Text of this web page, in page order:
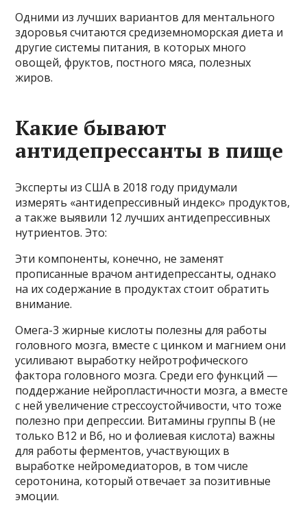
Одними из лучших вариантов для ментального
здоровья считаются средиземноморская диета и
другие системы питания, в которых много
овощей, фруктов, постного мяса, полезных
жиров.
Какие бывают
антидепрессанты в пище
Эксперты из США в 2018 году придумали
измерять «антидепрессивный индекс» продуктов,
а также выявили 12 лучших антидепрессивных
нутриентов. Это:
Эти компоненты, конечно, не заменят
прописанные врачом антидепрессанты, однако
на их содержание в продуктах стоит обратить
внимание.
Омега-3 жирные кислоты полезны для работы
головного мозга, вместе с цинком и магнием они
усиливают выработку нейротрофического
фактора головного мозга. Среди его функций —
поддержание нейропластичности мозга, а вместе
с ней увеличение стрессоустойчивости, что тоже
полезно при депрессии. Витамины группы В (не
только В12 и В6, но и фолиевая кислота) важны
для работы ферментов, участвующих в
выработке нейромедиаторов, в том числе
серотонина, который отвечает за позитивные
эмоции.